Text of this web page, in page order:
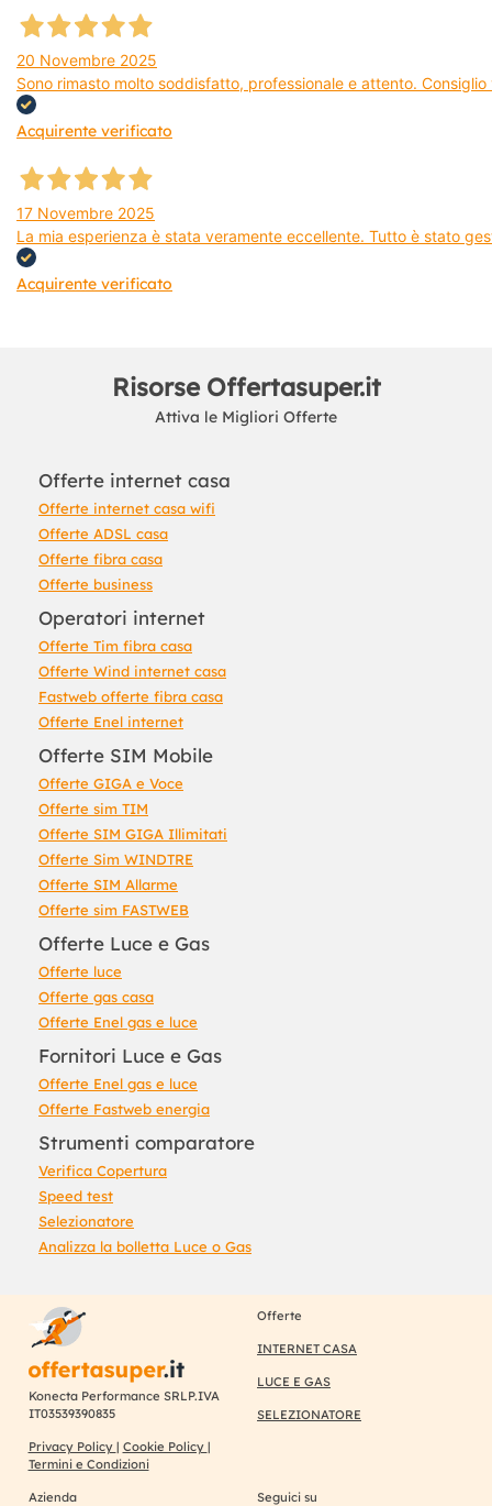
20 Novembre 2025
Sono rimasto molto soddisfatto, professionale e attento.
Acquirente verificato
17 Novembre 2025
La mia esperienza è stata veramente eccellente. Tutto è stato
Acquirente verificato
Risorse Offertasuper.it
Attiva le Migliori Offerte
Offerte internet casa
Offerte internet casa wifi
Offerte ADSL casa
Offerte fibra casa
Offerte business
Operatori internet
Offerte Tim fibra casa
Offerte Wind internet casa
Fastweb offerte fibra casa
Offerte Enel internet
Offerte SIM Mobile
Offerte GIGA e Voce
Offerte sim TIM
Offerte SIM GIGA Illimitati
Offerte Sim WINDTRE
Offerte SIM Allarme
Offerte sim FASTWEB
Offerte Luce e Gas
Offerte luce
Offerte gas casa
Offerte Enel gas e luce
Fornitori Luce e Gas
Offerte Enel gas e luce
Offerte Fastweb energia
Strumenti comparatore
Verifica Copertura
Speed test
Selezionatore
Analizza la bolletta Luce o Gas
Konecta Performance SRLP.IVA
IT03539390835
Privacy Policy | Cookie Policy |
Termini e Condizioni
Offerte
INTERNET CASA
LUCE E GAS
SELEZIONATORE
Azienda Seguici su